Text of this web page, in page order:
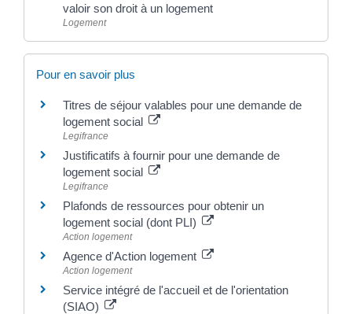
valoir son droit à un logement
Logement
Pour en savoir plus
Titres de séjour valables pour une demande de
logement social
Legifrance
Justificatifs à fournir pour une demande de
logement social
Legifrance
Plafonds de ressources pour obtenir un
logement social (dont PLI)
Action logement
Agence d'Action logement
Action logement
Service intégré de l'accueil et de l'orientation
(SIAO)